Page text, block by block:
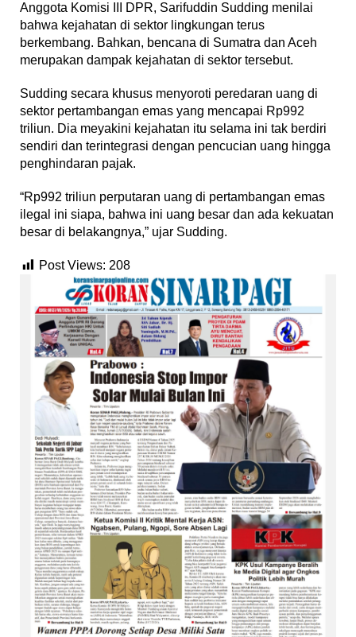
Anggota Komisi III DPR, Sarifuddin Sudding menilai
bahwa kejahatan di sektor lingkungan terus
berkembang. Bahkan, bencana di Sumatra dan Aceh
merupakan dampak kejahatan di sektor tersebut.
Sudding secara khusus menyoroti peredaran uang di
sektor pertambangan emas yang mencapai Rp992
triliun. Dia meyakini kejahatan itu selama ini tak berdiri
sendiri dan terintegrasi dengan pencucian uang hingga
penghindaran pajak.
“Rp992 triliun perputaran uang di pertambangan emas
ilegal ini siapa, bahwa ini uang besar dan ada kekuatan
besar di belakangnya,” ujar Sudding.
Post Views: 208